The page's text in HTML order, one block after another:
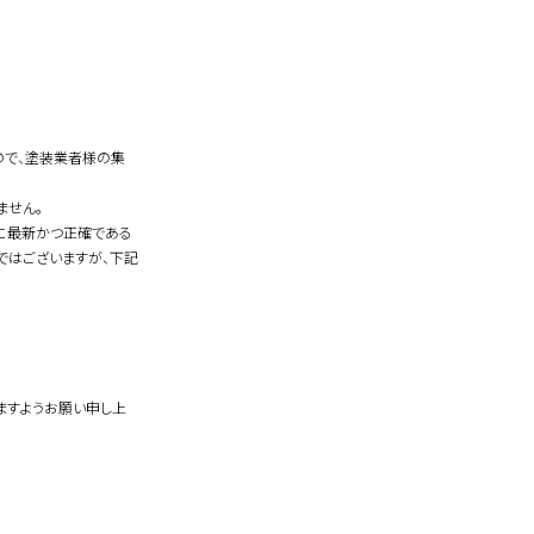
で、塗装業者様の集
ん。
最新かつ正確である
ございますが、下記
ようお願い申し上